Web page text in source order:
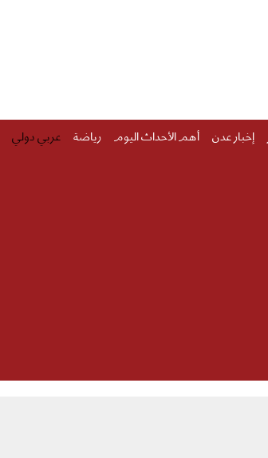
إخبار عدن أهم الأحداث اليوم رياضة عربي دولي